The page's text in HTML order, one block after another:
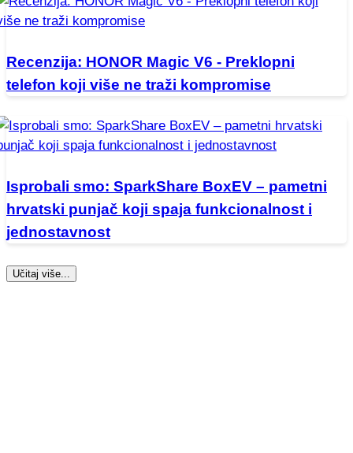
Recenzija: HONOR Magic V6 - Preklopni
telefon koji više ne traži kompromise
Isprobali smo: SparkShare BoxEV – pametni
hrvatski punjač koji spaja funkcionalnost i
jednostavnost
Učitaj više...